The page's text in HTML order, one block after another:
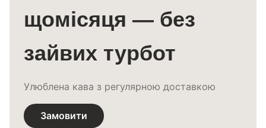
щомісяця — без
зайвих турбот
Улюблена кава з регулярною доставкою
Замовити